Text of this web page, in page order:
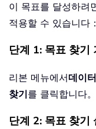
이 목표를 달성하려
적용할 수 있습니다：
단계 1: 목표 찾기
리본 메뉴에서데이터
찾기를 클릭합니다。
단계 2: 목표 찾기